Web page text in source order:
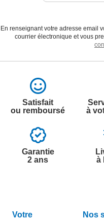
En renseignant votre adresse email
courrier électronique et vous
Satisfait
ou remboursé
à
Garantie
2 ans
à
Votre
Nos